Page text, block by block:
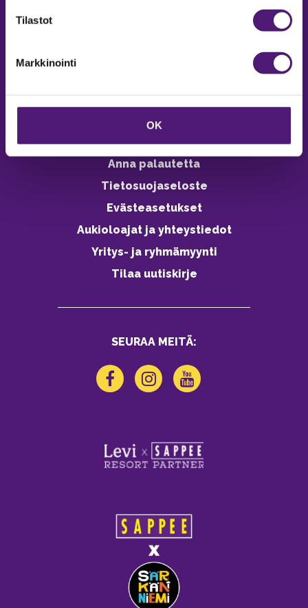
Tilastot
Markkinointi
OK
Vastuullisuus
Ympäristöohjelma
Avoimet työpaikat
Anna palautetta
Tietosuojaseloste
Evästeasetukset
Aukioloajat ja yhteystiedot
Yritys- ja ryhmämyynti
Tilaa uutiskirje
SEURAA MEITÄ: